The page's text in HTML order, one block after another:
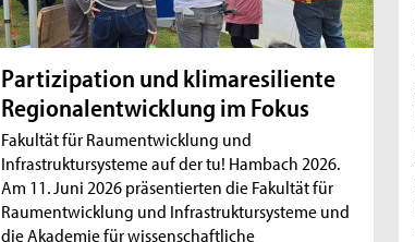
Partizipation und klimaresiliente
Regionalentwicklung im Fokus
Fakultät für Raumentwicklung und
Infrastruktursysteme auf der tu! Hambach 2026.
Am 11. Juni 2026 präsentierten die Fakultät für
Raumentwicklung und Infrastruktursysteme und
die Akademie für wissenschaftliche